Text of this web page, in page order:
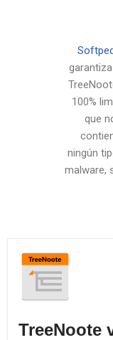
100%
que
ningún
malware,
TreeNoote